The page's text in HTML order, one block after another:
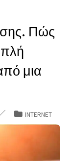
Πώς
μια
INTERNET